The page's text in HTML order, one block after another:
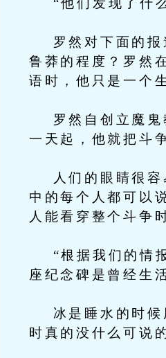
“他们发现了什么
罗然对下面的报
鲁莽的程度？罗然
语时，他只是一个
罗然自创立魔鬼
一天起，他就把斗
人们的眼睛很容
中的每个人都可以
人能看穿整个斗争
“根据我们的情报
座纪念碑是曾经生
冰是睡水的时候
时真的没什么可说